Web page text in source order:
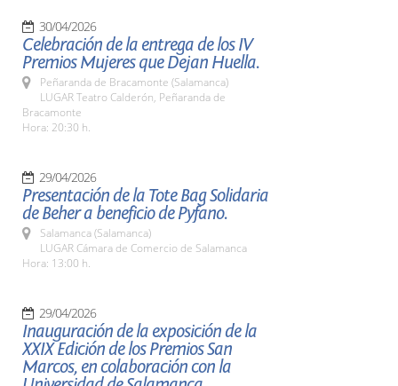
30/04/2026
Celebración de la entrega de los IV
Premios Mujeres que Dejan Huella.
Peñaranda de Bracamonte (Salamanca)
LUGAR Teatro Calderón, Peñaranda de
Bracamonte
Hora: 20:30 h.
29/04/2026
Presentación de la Tote Bag Solidaria
de Beher a beneficio de Pyfano.
Salamanca (Salamanca)
LUGAR Cámara de Comercio de Salamanca
Hora: 13:00 h.
29/04/2026
Inauguración de la exposición de la
XXIX Edición de los Premios San
Marcos, en colaboración con la